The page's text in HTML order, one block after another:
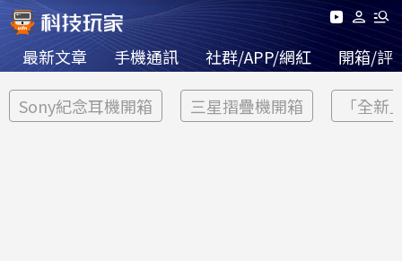
最新文章 手機通訊 社群/APP/網紅 開箱/評
Sony紀念耳機開箱 三星摺疊機開箱 「全新